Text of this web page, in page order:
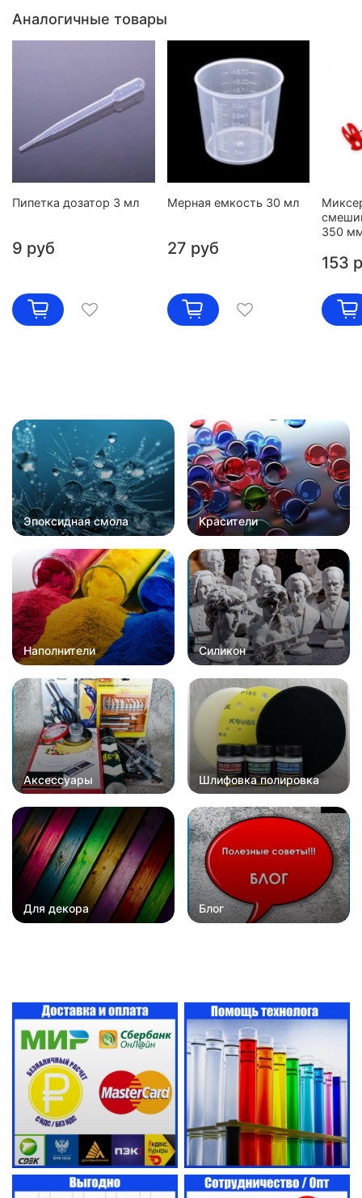
Аналогичные товары
Пипетка дозатор 3 мл
9 руб
Мерная емкость 30 мл
27 руб
350
153
Эпоксидная смола Красители
Наполнители Силикон
Аксессуары Шлифовка полировка
Для декора Блог